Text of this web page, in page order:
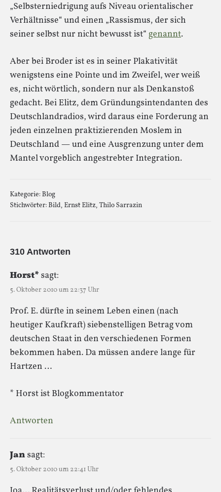
„Selbsterniedrigung aufs Niveau orientalischer
Verhältnisse“ und einen „Rassismus, der sich
seiner selbst nur nicht bewusst ist“ genannt.
Aber bei Broder ist es in seiner Plakativität
wenigstens eine Pointe und im Zweifel, wer weiß
es, nicht wörtlich, sondern nur als Denkanstoß
gedacht. Bei Elitz, dem Gründungsintendanten des
Deutschlandradios, wird daraus eine Forderung an
jeden einzelnen praktizierenden Moslem in
Deutschland — und eine Ausgrenzung unter dem
Mantel vorgeblich angestrebter Integration.
Kategorie:Blog
Stichwörter:Bild, Ernst Elitz, Thilo Sarrazin
310 Antworten
Horst* sagt:
5. Oktober 2010 um 22:37 Uhr
Prof. E. dürfte in seinem Leben einen (nach
heutiger Kaufkraft) siebenstelligen Betrag vom
deutschen Staat in den verschiedenen Formen
bekommen haben. Da müssen andere lange für
Hartzen …
* Horst ist Blogkommentator
Antworten
Jansagt:
5. Oktober 2010 um 22:41 Uhr